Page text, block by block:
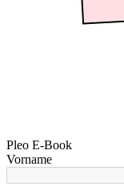
Pleo E-Book
Vorname